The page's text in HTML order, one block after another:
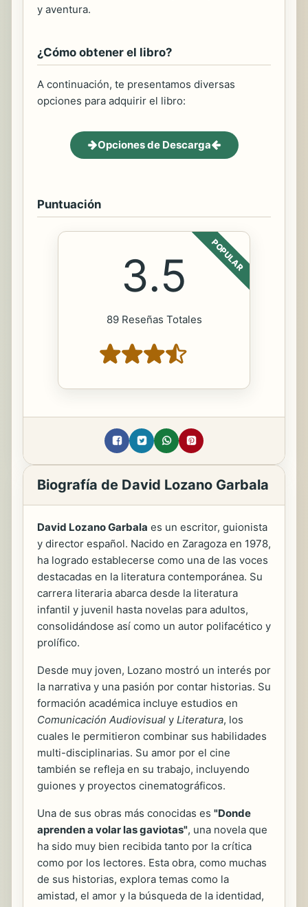
y aventura.
¿Cómo obtener el libro?
A continuación, te presentamos diversas
opciones para adquirir el libro:
Opciones de Descarga
Puntuación
POPULAR
3.5
89 Reseñas Totales
Biografía de David Lozano Garbala
David Lozano Garbala es un escritor, guionista
y director español. Nacido en Zaragoza en 1978,
ha logrado establecerse como una de las voces
destacadas en la literatura contemporánea. Su
carrera literaria abarca desde la literatura
infantil y juvenil hasta novelas para adultos,
consolidándose así como un autor polifacético y
prolífico.
Desde muy joven, Lozano mostró un interés por
la narrativa y una pasión por contar historias. Su
formación académica incluye estudios en
Comunicación Audiovisual y Literatura, los
cuales le permitieron combinar sus habilidades
multi-disciplinarias. Su amor por el cine
también se refleja en su trabajo, incluyendo
guiones y proyectos cinematográficos.
Una de sus obras más conocidas es "Donde
aprenden a volar las gaviotas", una novela que
ha sido muy bien recibida tanto por la crítica
como por los lectores. Esta obra, como muchas
de sus historias, explora temas como la
amistad, el amor y la búsqueda de la identidad,